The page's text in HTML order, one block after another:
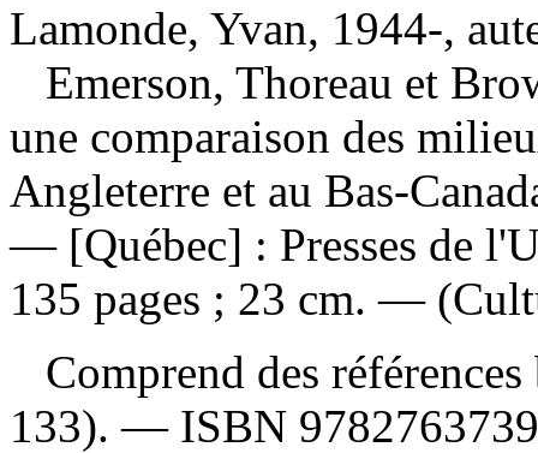
Lamonde, Yvan, 1944-,
Emerson, Thoreau et
une comparaison des
Angleterre et au Bas-
— [Québec] : Presses de
135 pages ; 23 cm. —
Comprend des
133). — ISBN